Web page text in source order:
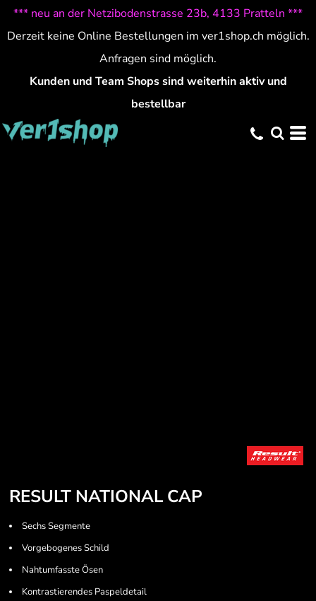
*** neu an der Netzibodenstrasse 23b, 4133 Pratteln ***
Derzeit keine Online Bestellungen im ver1shop.ch möglich.
Anfragen sind möglich.
Kunden und Team Shops sind weiterhin aktiv und
bestellbar
RESULT NATIONAL CAP
Sechs Segmente
Vorgebogenes Schild
Nahtumfasste Ösen
Kontrastierendes Paspeldetail